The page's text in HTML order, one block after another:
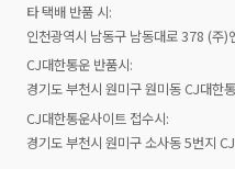
타 택배 반품 시:
인천광역시 남동구 남동대로 378 (주)
CJ대한통운 반품시:
경기도 부천시 원미구 원미동 CJ대한
CJ대한통운사이트 접수시:
경기도 부천시 원미구 소사동 5번지